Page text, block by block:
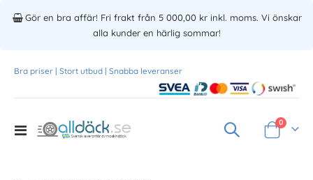
Gör en bra affär! Fri frakt från 5 000,00 kr inkl. moms. Vi önskar
alla kunder en härlig sommar!
Bra priser | Stort utbud | Snabba leveranser
Toggle
Varukorg
0